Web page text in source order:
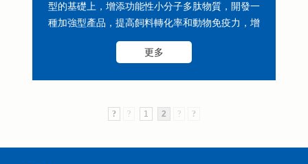
型的基礎上，增添功能性小分子多肽物質，開發一
種加強型產品，提高飼料轉化率和動物免疫力，增
加養殖效益。
更多
? ? 1 2 ? ?